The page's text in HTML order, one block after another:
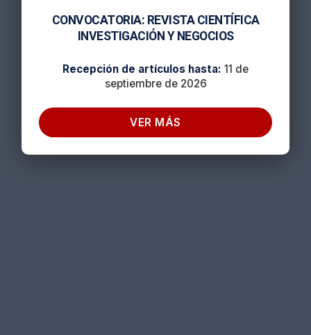
CONVOCATORIA: REVISTA CIENTÍFICA
INVESTIGACIÓN Y NEGOCIOS
Recepción de artículos hasta: 11 de
septiembre de 2026
VER MÁS